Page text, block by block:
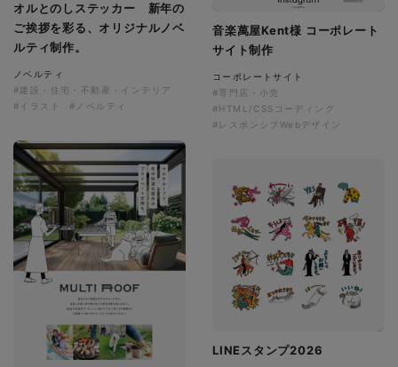
音楽萬屋Kent様 コーポレート
サイト制作
コーポレートサイト
#専門店・小売
#HTML/CSSコーディング
#レスポンシブWebデザイン
オルとのしステッカー 新年の
ご挨拶を彩る、オリジナルノベ
ルティ制作。
ノベルティ
#建設・住宅・不動産・インテリア
#イラスト
#ノベルティ
LINEスタンプ2026